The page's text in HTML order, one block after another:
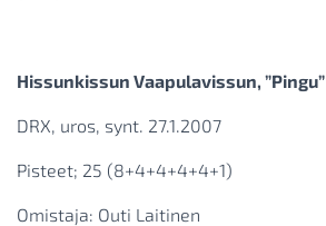
Hissunkissun Vaapulavissun, ”Pingu”
DRX, uros, synt. 27.1.2007
Pisteet; 25 (8+4+4+4+4+1)
Omistaja: Outi Laitinen